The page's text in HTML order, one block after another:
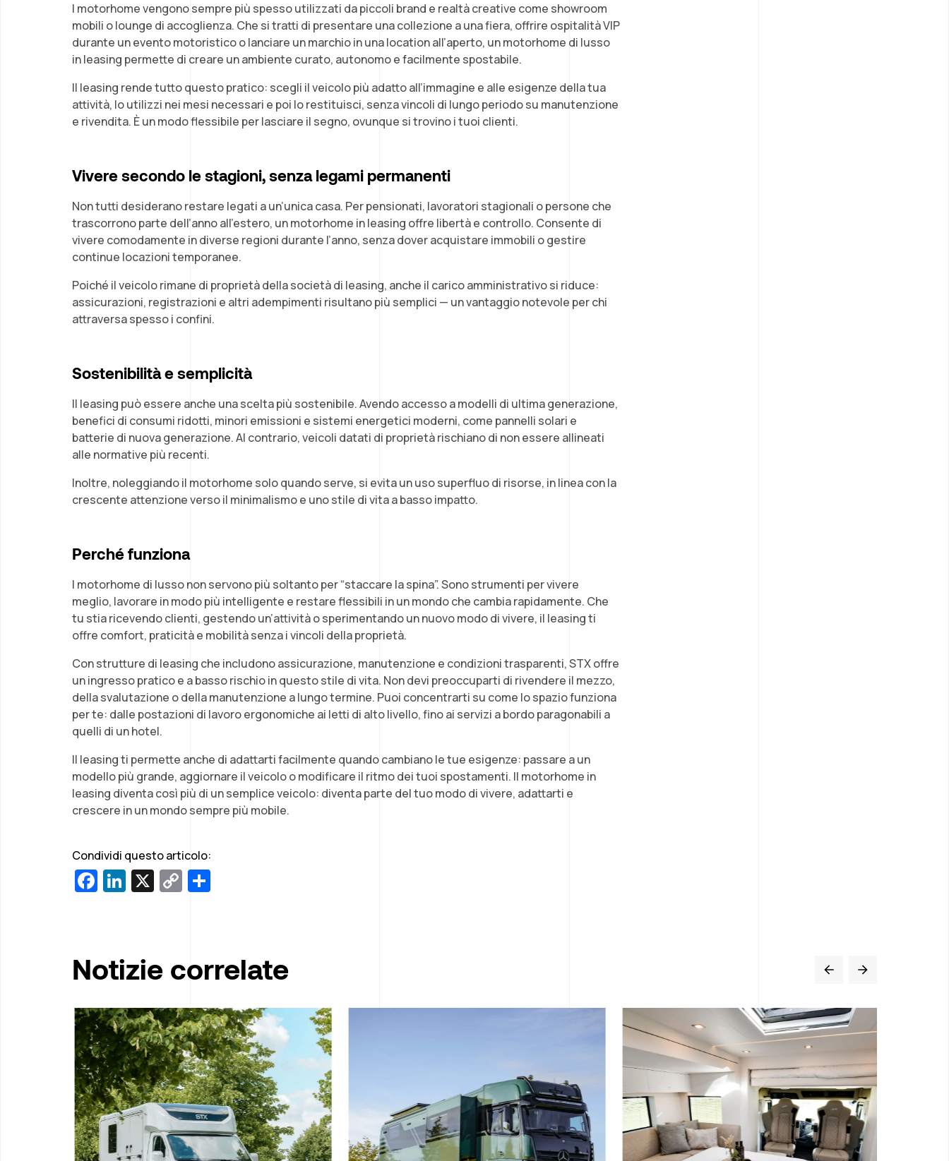
I motorhome vengono sempre più spesso utilizzati da piccoli brand e realtà creative come showroom
mobili o lounge di accoglienza. Che si tratti di presentare una collezione a una fiera, offrire ospitalità VIP
durante un evento motoristico o lanciare un marchio in una location all’aperto, un motorhome di lusso
in leasing permette di creare un ambiente curato, autonomo e facilmente spostabile.
Il leasing rende tutto questo pratico: scegli il veicolo più adatto all’immagine e alle esigenze della tua
attività, lo utilizzi nei mesi necessari e poi lo restituisci, senza vincoli di lungo periodo su manutenzione
e rivendita. È un modo flessibile per lasciare il segno, ovunque si trovino i tuoi clienti.
Vivere secondo le stagioni, senza legami permanenti
Non tutti desiderano restare legati a un’unica casa. Per pensionati, lavoratori stagionali o persone che
trascorrono parte dell’anno all’estero, un motorhome in leasing offre libertà e controllo. Consente di
vivere comodamente in diverse regioni durante l’anno, senza dover acquistare immobili o gestire
continue locazioni temporanee.
Poiché il veicolo rimane di proprietà della società di leasing, anche il carico amministrativo si riduce:
assicurazioni, registrazioni e altri adempimenti risultano più semplici — un vantaggio notevole per chi
attraversa spesso i confini.
Sostenibilità e semplicità
Il leasing può essere anche una scelta più sostenibile. Avendo accesso a modelli di ultima generazione,
benefici di consumi ridotti, minori emissioni e sistemi energetici moderni, come pannelli solari e
batterie di nuova generazione. Al contrario, veicoli datati di proprietà rischiano di non essere allineati
alle normative più recenti.
Inoltre, noleggiando il motorhome solo quando serve, si evita un uso superfluo di risorse, in linea con la
crescente attenzione verso il minimalismo e uno stile di vita a basso impatto.
Perché funziona
I motorhome di lusso non servono più soltanto per “staccare la spina”. Sono strumenti per vivere
meglio, lavorare in modo più intelligente e restare flessibili in un mondo che cambia rapidamente. Che
tu stia ricevendo clienti, gestendo un’attività o sperimentando un nuovo modo di vivere, il leasing ti
offre comfort, praticità e mobilità senza i vincoli della proprietà.
Con strutture di leasing che includono assicurazione, manutenzione e condizioni trasparenti, STX offre
un ingresso pratico e a basso rischio in questo stile di vita. Non devi preoccuparti di rivendere il mezzo,
della svalutazione o della manutenzione a lungo termine. Puoi concentrarti su come lo spazio funziona
per te: dalle postazioni di lavoro ergonomiche ai letti di alto livello, fino ai servizi a bordo paragonabili a
quelli di un hotel.
Il leasing ti permette anche di adattarti facilmente quando cambiano le tue esigenze: passare a un
modello più grande, aggiornare il veicolo o modificare il ritmo dei tuoi spostamenti. Il motorhome in
leasing diventa così più di un semplice veicolo: diventa parte del tuo modo di vivere, adattarti e
crescere in un mondo sempre più mobile.
Condividi questo articolo:
Facebook
LinkedIn
X Copy
Notizie correlate